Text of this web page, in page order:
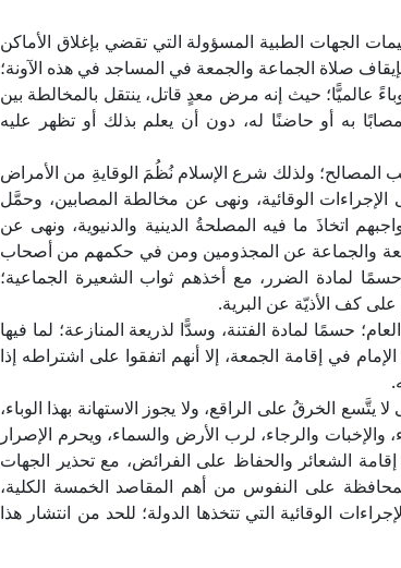
الجهات الطبية المسؤولة التي تقضي بإغلاق الأماكن
صلاة الجماعة والجمعة في المساجد في هذه الآونة؛
عالميًّا؛ حيث إنه مرض معدٍ قاتل، ينتقل بالمخالطة بين
به أو حاضنًا له، دون أن يعلم بذلك أو تظهر عليه
ولذلك شرع الإسلام نُظُمَ الوقايةِ من الأمراض
الوقائية، ونهى عن مخالطة المصابين، وحمَّل
اتخاذَ ما فيه المصلحةُ الدينية والدنيوية، ونهى عن
والجماعة عن المجذومين ومن في حكمهم من أصحاب
لمادة الضرر، مع أخذهم ثواب الشعيرة الجماعية؛
على كف الأذيّة عن البرية.
حسمًا لمادة الفتنة، وسدًّا لذريعة المنازعة؛ لما فيها
في إقامة الجمعة، إلا أنهم اتفقوا على اشتراطه إذا
الخرقُ على الراقع، ولا يجوز الاستهانة بهذا الوباء،
والإخبات والرجاء، لرب الأرض والسماء، ويحرم الإصرار
الشعائر والحفاظ على الفرائض، مع تحذير الجهات
على النفوس من أهم المقاصد الخمسة الكلية،
الوقائية التي تتخذها الدولة؛ للحد من انتشار هذا